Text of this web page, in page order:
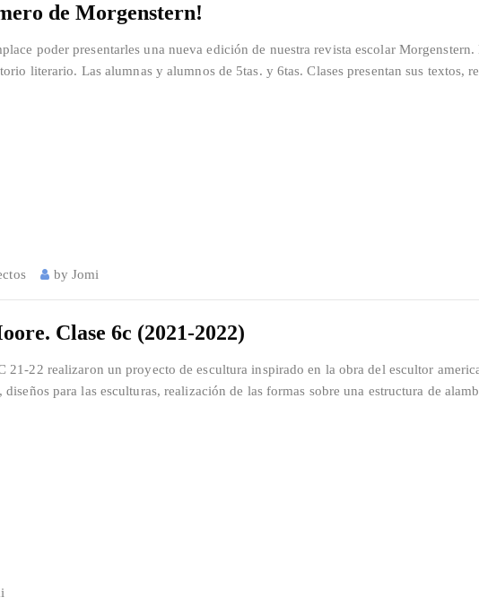
de Morgenstern!
poder presentarles una nueva edición de nuestra revista escolar Morgenstern.
literario. Las alumnas y alumnos de 5tas. y 6tas. Clases presentan sus textos,
byJomi
Clase 6c (2021-2022)
21-22 realizaron un proyecto de escultura inspirado en la obra del escultor
para las esculturas, realización de las formas sobre una estructura de